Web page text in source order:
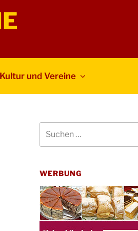
Kultur und Vereine
nach:
WERBUNG